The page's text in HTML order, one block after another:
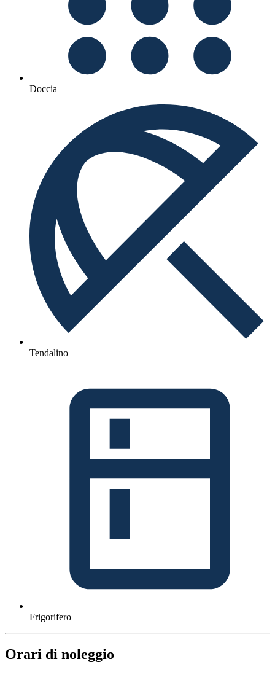
Doccia
Tendalino
Frigorifero
Orari di noleggio